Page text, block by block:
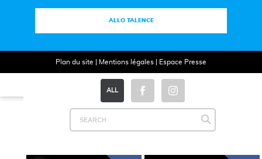
ALL
ALLO TALENCE
Plan du site Mentions légales| Espace Presse